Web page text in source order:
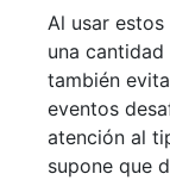
Al usar
una
también
eventos
atención al
supone que